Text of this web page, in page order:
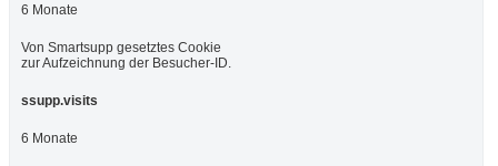
6 Monate
Von Smartsupp gesetztes Cookie
zur Aufzeichnung der Besucher-ID.
ssupp.visits
6 Monate